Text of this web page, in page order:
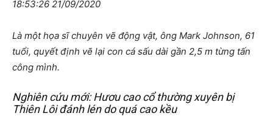
18:53:26 21/09/2020
Là một họa sĩ chuyên vẽ động vật, ông Mark Johnson, 61
tuổi, quyết định vẽ lại con cá sấu dài gần 2,5 m từng tấn
công mình.
Nghiên cứu mới: Hươu cao cổ thường xuyên bị
Thiên Lôi đánh lén do quá cao kều